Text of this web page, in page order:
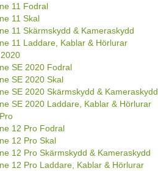
11 Fodral
11 Skal
11 Skärmskydd & Kameraskydd
11 Laddare, Kablar & Hörlurar
SE 2020 Fodral
SE 2020 Skal
SE 2020 Skärmskydd & Kameraskydd
SE 2020 Laddare, Kablar & Hörlurar
12 Pro Fodral
12 Pro Skal
12 Pro Skärmskydd & Kameraskydd
12 Pro Laddare, Kablar & Hörlurar